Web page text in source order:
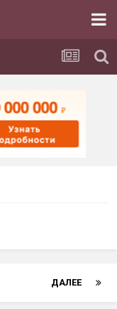
ДАЛЕЕ